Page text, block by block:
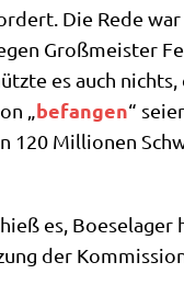
Die Rede
Groß­mei­ster
es auch
„befan­gen“
Mil­lio­nen
es,
der